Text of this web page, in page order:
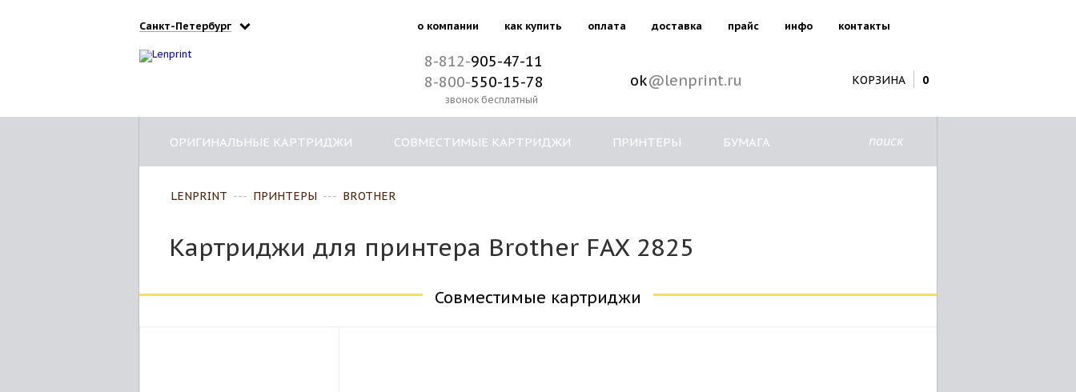
о компании как купить оплата доставка прайс инфо контакты
Санкт-Петербург
8-812-905-47-11
8-800-550-15-78
звонок бесплатный
ok@lenprint.ru КОРЗИНА 0
поиск
ОРИГИНАЛЬНЫЕ КАРТРИДЖИ СОВМЕСТИМЫЕ КАРТРИДЖИ ПРИНТЕРЫ БУМАГА
LENPRINT --- ПРИНТЕРЫ --- BROTHER
Картриджи для принтера Brother FAX 2825
Совместимые картриджи